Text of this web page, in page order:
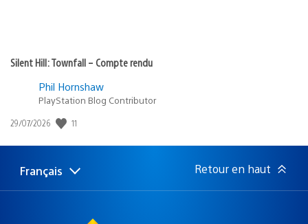
Silent Hill: Townfall – Compte rendu
Phil Hornshaw
PlayStation Blog Contributor
Date
publication
29/07/2026 11
Choisir
une
Région
actuelle
Français Retour en haut